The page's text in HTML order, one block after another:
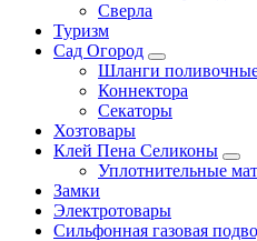
Сверла
Туризм
Сад Огород
Шланги
Коннектора
Секаторы
Хозтовары
Клей Пена Селиконы
Уплотнительные
Замки
Электротовары
Сильфонная газовая